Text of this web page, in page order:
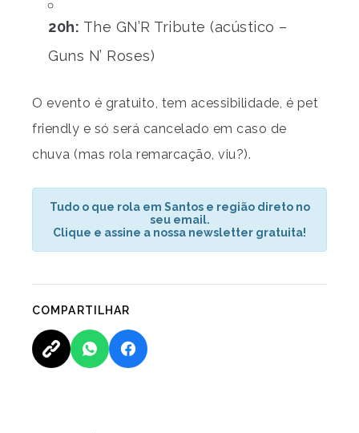
20h: The GN’R Tribute (acústico –
Guns N’ Roses)
O evento é gratuito, tem acessibilidade, é pet
friendly e só será cancelado em caso de
chuva (mas rola remarcação, viu?).
Tudo o que rola em Santos e região direto no
seu email.
Clique e assine a nossa newsletter gratuita!
COMPARTILHAR